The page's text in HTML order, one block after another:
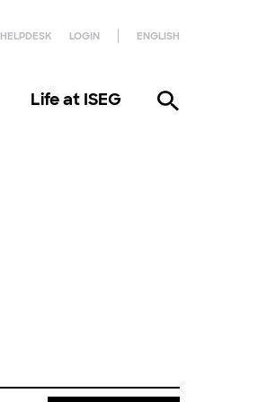
HELPDESK LOGIN ENGLISH
Life at ISEG